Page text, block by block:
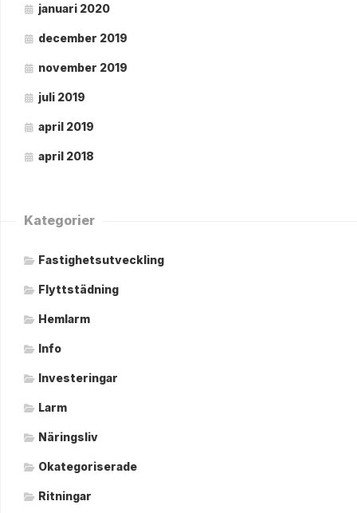
januari 2020
december 2019
november 2019
juli 2019
april 2019
april 2018
Kategorier
Fastighetsutveckling
Flyttstädning
Hemlarm
Info
Investeringar
Larm
Näringsliv
Okategoriserade
Ritningar